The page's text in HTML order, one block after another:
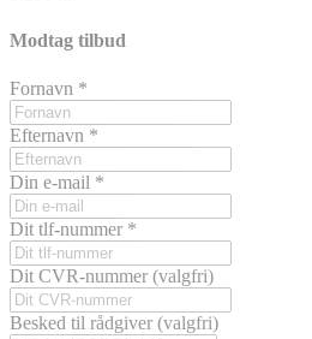
Modtag tilbud
Fornavn *
Efternavn *
Din e-mail *
Dit tlf-nummer *
Dit CVR-nummer (valgfri)
Besked til rådgiver (valgfri)